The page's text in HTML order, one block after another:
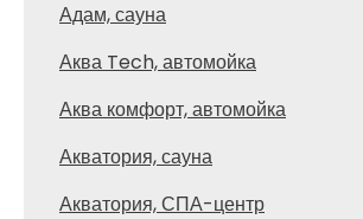
Адам, сауна
Аква Tech, автомойка
Аква комфорт, автомойка
Акватория, сауна
Акватория, СПА-центр